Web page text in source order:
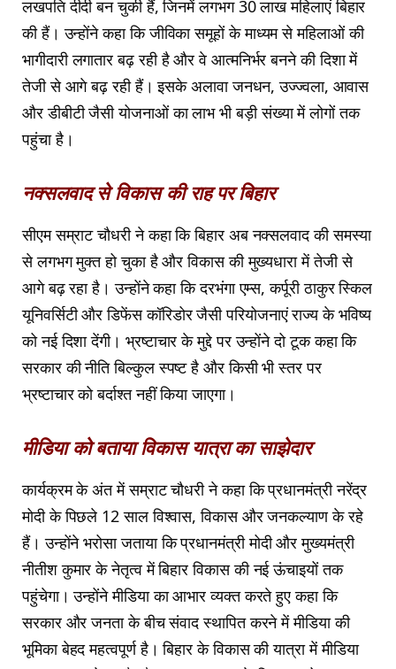
लखपति दीदी बन चुकी हैं, जिनमें लगभग 30 लाख महिलाएं बिहार
की हैं। उन्होंने कहा कि जीविका समूहों के माध्यम से महिलाओं की
भागीदारी लगातार बढ़ रही है और वे आत्मनिर्भर बनने की दिशा में
तेजी से आगे बढ़ रही हैं। इसके अलावा जनधन, उज्ज्वला, आवास
और डीबीटी जैसी योजनाओं का लाभ भी बड़ी संख्या में लोगों तक
पहुंचा है।
नक्सलवाद से विकास की राह पर बिहार
सीएम सम्राट चौधरी ने कहा कि बिहार अब नक्सलवाद की समस्या
से लगभग मुक्त हो चुका है और विकास की मुख्यधारा में तेजी से
आगे बढ़ रहा है। उन्होंने कहा कि दरभंगा एम्स, कर्पूरी ठाकुर स्किल
यूनिवर्सिटी और डिफेंस कॉरिडोर जैसी परियोजनाएं राज्य के भविष्य
को नई दिशा देंगी। भ्रष्टाचार के मुद्दे पर उन्होंने दो टूक कहा कि
सरकार की नीति बिल्कुल स्पष्ट है और किसी भी स्तर पर
भ्रष्टाचार को बर्दाश्त नहीं किया जाएगा।
मीडिया को बताया विकास यात्रा का साझेदार
कार्यक्रम के अंत में सम्राट चौधरी ने कहा कि प्रधानमंत्री नरेंद्र
मोदी के पिछले 12 साल विश्वास, विकास और जनकल्याण के रहे
हैं। उन्होंने भरोसा जताया कि प्रधानमंत्री मोदी और मुख्यमंत्री
नीतीश कुमार के नेतृत्व में बिहार विकास की नई ऊंचाइयों तक
पहुंचेगा। उन्होंने मीडिया का आभार व्यक्त करते हुए कहा कि
सरकार और जनता के बीच संवाद स्थापित करने में मीडिया की
भूमिका बेहद महत्वपूर्ण है। बिहार के विकास की यात्रा में मीडिया